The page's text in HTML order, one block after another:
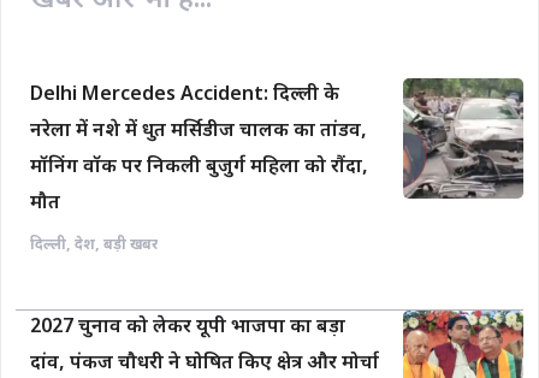
k
k
Delhi Mercedes Accident: दिल्ली के
नरेला में नशे में धुत मर्सिडीज चालक का तांडव,
मॉनिंग वॉक पर निकली बुजुर्ग महिला को रौंदा,
मौत
दिल्ली, देश, बड़ी खबर
2027 चुनाव को लेकर यूपी भाजपा का बड़ा
दांव, पंकज चौधरी ने घोषित किए क्षेत्र और मोर्चा